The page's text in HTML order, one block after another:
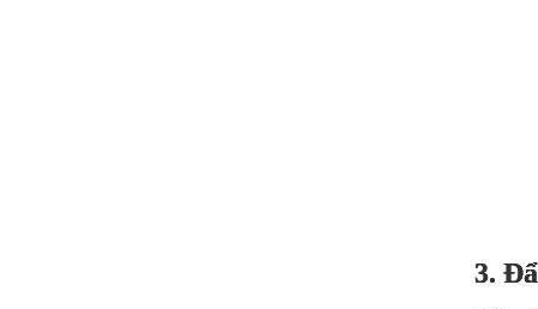
3.